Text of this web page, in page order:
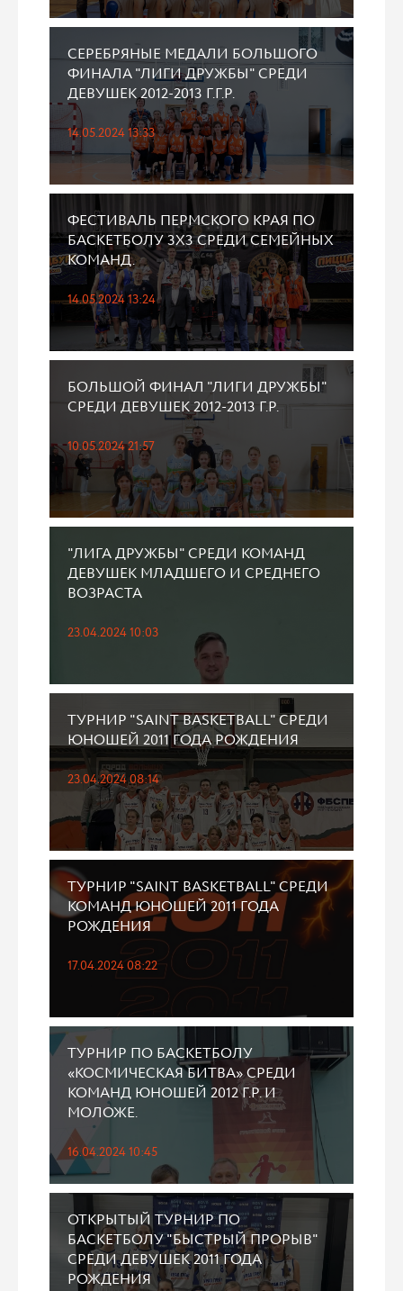
СЕРЕБРЯНЫЕ МЕДАЛИ БОЛЬШОГО
ФИНАЛА "ЛИГИ ДРУЖБЫ" СРЕДИ
ДЕВУШЕК 2012-2013 Г.Г.Р.
14.05.2024 13:33
ФЕСТИВАЛЬ ПЕРМСКОГО КРАЯ ПО
БАСКЕТБОЛУ 3X3 СРЕДИ СЕМЕЙНЫХ
КОМАНД.
14.05.2024 13:24
БОЛЬШОЙ ФИНАЛ "ЛИГИ ДРУЖБЫ"
СРЕДИ ДЕВУШЕК 2012-2013 Г.Р.
10.05.2024 21:57
"ЛИГА ДРУЖБЫ" СРЕДИ КОМАНД
ДЕВУШЕК МЛАДШЕГО И СРЕДНЕГО
ВОЗРАСТА
23.04.2024 10:03
ТУРНИР "SAINT BASKETBALL" СРЕДИ
ЮНОШЕЙ 2011 ГОДА РОЖДЕНИЯ
23.04.2024 08:14
ТУРНИР "SAINT BASKETBALL" СРЕДИ
КОМАНД ЮНОШЕЙ 2011 ГОДА
РОЖДЕНИЯ
17.04.2024 08:22
ТУРНИР ПО БАСКЕТБОЛУ
«КОСМИЧЕСКАЯ БИТВА» СРЕДИ
КОМАНД ЮНОШЕЙ 2012 Г.Р. И
МОЛОЖЕ.
16.04.2024 10:45
ОТКРЫТЫЙ ТУРНИР ПО
БАСКЕТБОЛУ "БЫСТРЫЙ ПРОРЫВ"
СРЕДИ ДЕВУШЕК 2011 ГОДА
РОЖДЕНИЯ